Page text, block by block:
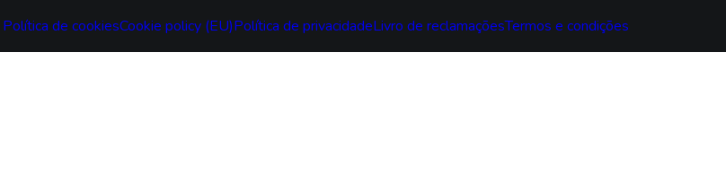
Política de cookiesCookie policy (EU)Política de privacidadeLivro de reclamaçõesTermos e condições